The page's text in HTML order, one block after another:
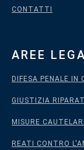
CONTATTI
AREE
DIFESA PENALE IN
GIUSTIZIA
MISURE
REATI CONTRO